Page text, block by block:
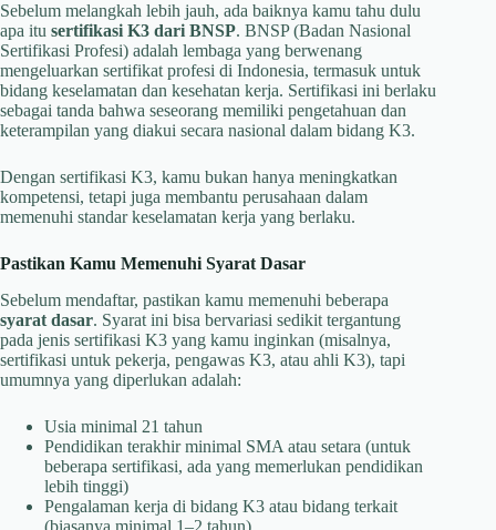
Sebelum melangkah lebih jauh, ada baiknya kamu tahu dulu
apa itu sertifikasi K3 dari BNSP. BNSP (Badan Nasional
Sertifikasi Profesi) adalah lembaga yang berwenang
mengeluarkan sertifikat profesi di Indonesia, termasuk untuk
bidang keselamatan dan kesehatan kerja. Sertifikasi ini berlaku
sebagai tanda bahwa seseorang memiliki pengetahuan dan
keterampilan yang diakui secara nasional dalam bidang K3.
Dengan sertifikasi K3, kamu bukan hanya meningkatkan
kompetensi, tetapi juga membantu perusahaan dalam
memenuhi standar keselamatan kerja yang berlaku.
Pastikan Kamu Memenuhi Syarat Dasar
Sebelum mendaftar, pastikan kamu memenuhi beberapa
syarat dasar. Syarat ini bisa bervariasi sedikit tergantung
pada jenis sertifikasi K3 yang kamu inginkan (misalnya,
sertifikasi untuk pekerja, pengawas K3, atau ahli K3), tapi
umumnya yang diperlukan adalah:
Usia minimal 21 tahun
Pendidikan terakhir minimal SMA atau setara (untuk
beberapa sertifikasi, ada yang memerlukan pendidikan
lebih tinggi)
Pengalaman kerja di bidang K3 atau bidang terkait
(biasanya minimal 1–2 tahun)